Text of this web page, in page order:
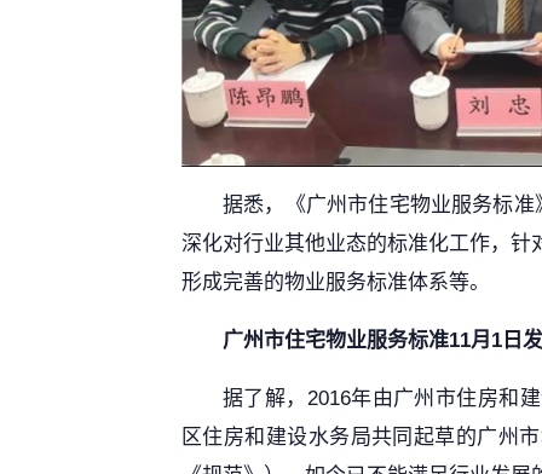
据悉，《广州市住宅物业服务标
深化对行业其他业态的标准化工作，
形成完善的物业服务标准体系等。
广州市住宅物业服务标准11月1日
据了解，2016年由广州市住房和
区住房和建设水务局共同起草的广州